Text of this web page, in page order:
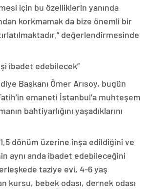
için bu özelliklerin yanında
korkmamak da bize önemli bir
değerlendirmesinde
ibadet edebilecek”
Başkanı Ömer Arısoy, bugün
emaneti İstanbul’a muhteşem
bahtiyarlığını yaşadıklarını
1,5 dönüm üzerine inşa edildiğini ve
aynı anda ibadet edebileceğini
taziye evi, 4-6 yaş
kursu, bebek odası, dernek odası